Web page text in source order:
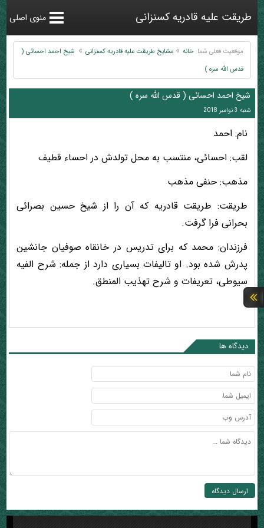
طریقت علیه قادریه کسنزانی منوی اصلی
موقعیت فعلی شما: خانه مشایخ طریقت علیه قادریه کسنزانی
شیخ احمد احسائی (
قدس الله سره )
شیخ احمد احسائی ( قدس الله سره )
شنبه 3 نوامبر 2018
نام: احمد
لقب: احسائی، منتسب به محل تولدش در احساء قطیف
مذهب: حنفی مذهب
طریقت: طریقت قادریه که آن را از شیخ حسین بصرائی
بحرانی فرا گرفت.
فرزندان: محمد که برای تدریس در خانقاه صوفیان جانشین
پدرش شده بود. او تالیفات بسیاری دارد از جمله: شرح الفیه
سیوطی، تعریفات و شرح تهذیب المنطق.
دیدگاه ها